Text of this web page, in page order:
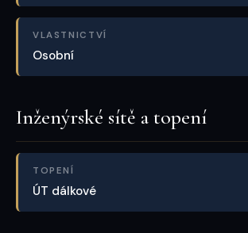
VLASTNICTVÍ
Osobní
Inženýrské sítě a topení
TOPENÍ
ÚT dálkové